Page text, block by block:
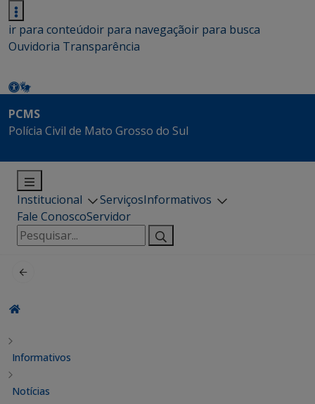
ir para conteúdoir para navegaçãoir para busca
Ouvidoria Transparência
PCMS
Polícia Civil de Mato Grosso do Sul
Institucional ServiçosInformativos
Fale ConoscoServidor
Pesquisar
por:
Informativos
Notícias